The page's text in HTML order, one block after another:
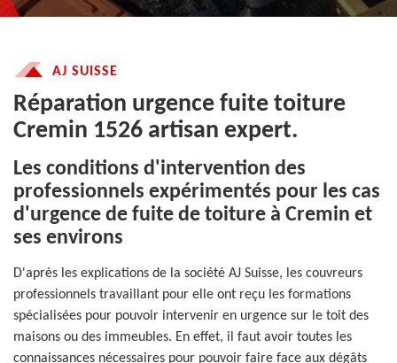
AJ SUISSE
Réparation urgence fuite toiture
Cremin 1526 artisan expert.
Les conditions d'intervention des
professionnels expérimentés pour les cas
d'urgence de fuite de toiture à Cremin et
ses environs
D'après les explications de la société AJ Suisse, les couvreurs
professionnels travaillant pour elle ont reçu les formations
spécialisées pour pouvoir intervenir en urgence sur le toit des
maisons ou des immeubles. En effet, il faut avoir toutes les
connaissances nécessaires pour pouvoir faire face aux dégâts